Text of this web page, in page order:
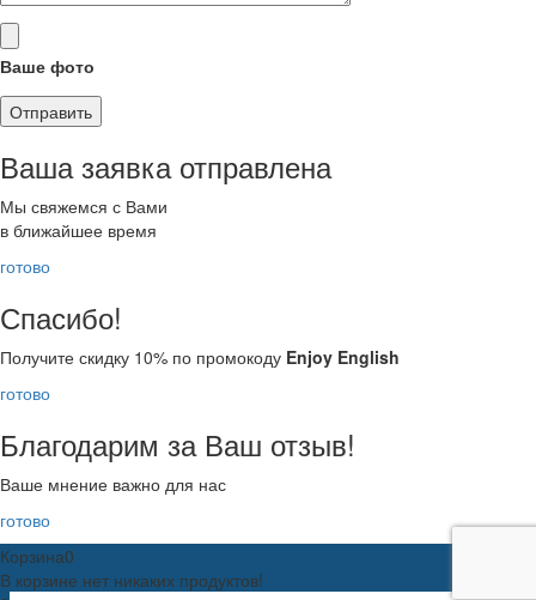
Ваше фото
Ваша заявка отправлена
Мы свяжемся с Вами
в ближайшее время
готово
Спасибо!
Получите скидку 10% по промокоду Enjoy English
готово
Благодарим за Ваш отзыв!
Ваше мнение важно для нас
готово
Корзина0
В корзине нет никаких продуктов!